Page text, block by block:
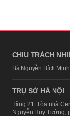
CHỊU TRÁCH
Bà Nguyễn Bích Minh
TRỤ SỞ HÀ NỘI
Tầng 21, Tòa nhà
Nguyễn Huy Tưởng,